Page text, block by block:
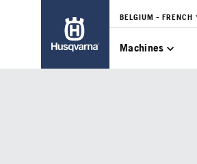
BELGIUM - FRENCH
Machines